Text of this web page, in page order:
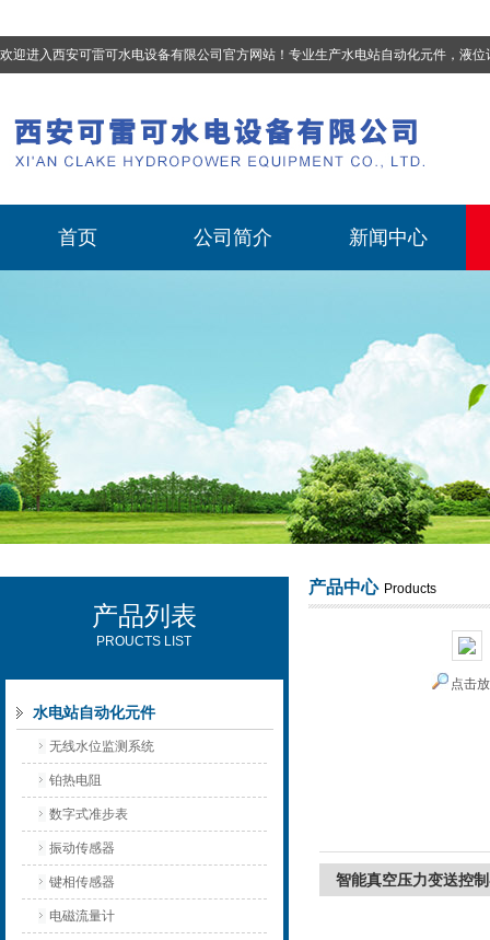
欢迎进入西安可雷可水电设备有限公司官方网站！专业生产水电站自动化元件，液位计、流量计、压力变送器、油混水控制器、温度传感器、电磁阀球阀蝶阀、测速装置、位移
西安可雷可水电设备有限公司
首页 公司简介 新闻中心
产品列表
PROUCTS LIST
水电站自动化元件
无线水位监测系统
铂热电阻
数字式准步表
振动传感器
键相传感器
电磁流量计
产品中心 Products
点击
智能真空压力变送控